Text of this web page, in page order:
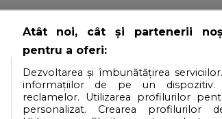
Atât noi, cât și partenerii
pentru a oferi:
Dezvoltarea și îmbunătățirea
informațiilor de pe un dispozitiv.
reclamelor. Utilizarea profilurilor
personalizat. Crearea profilurilor